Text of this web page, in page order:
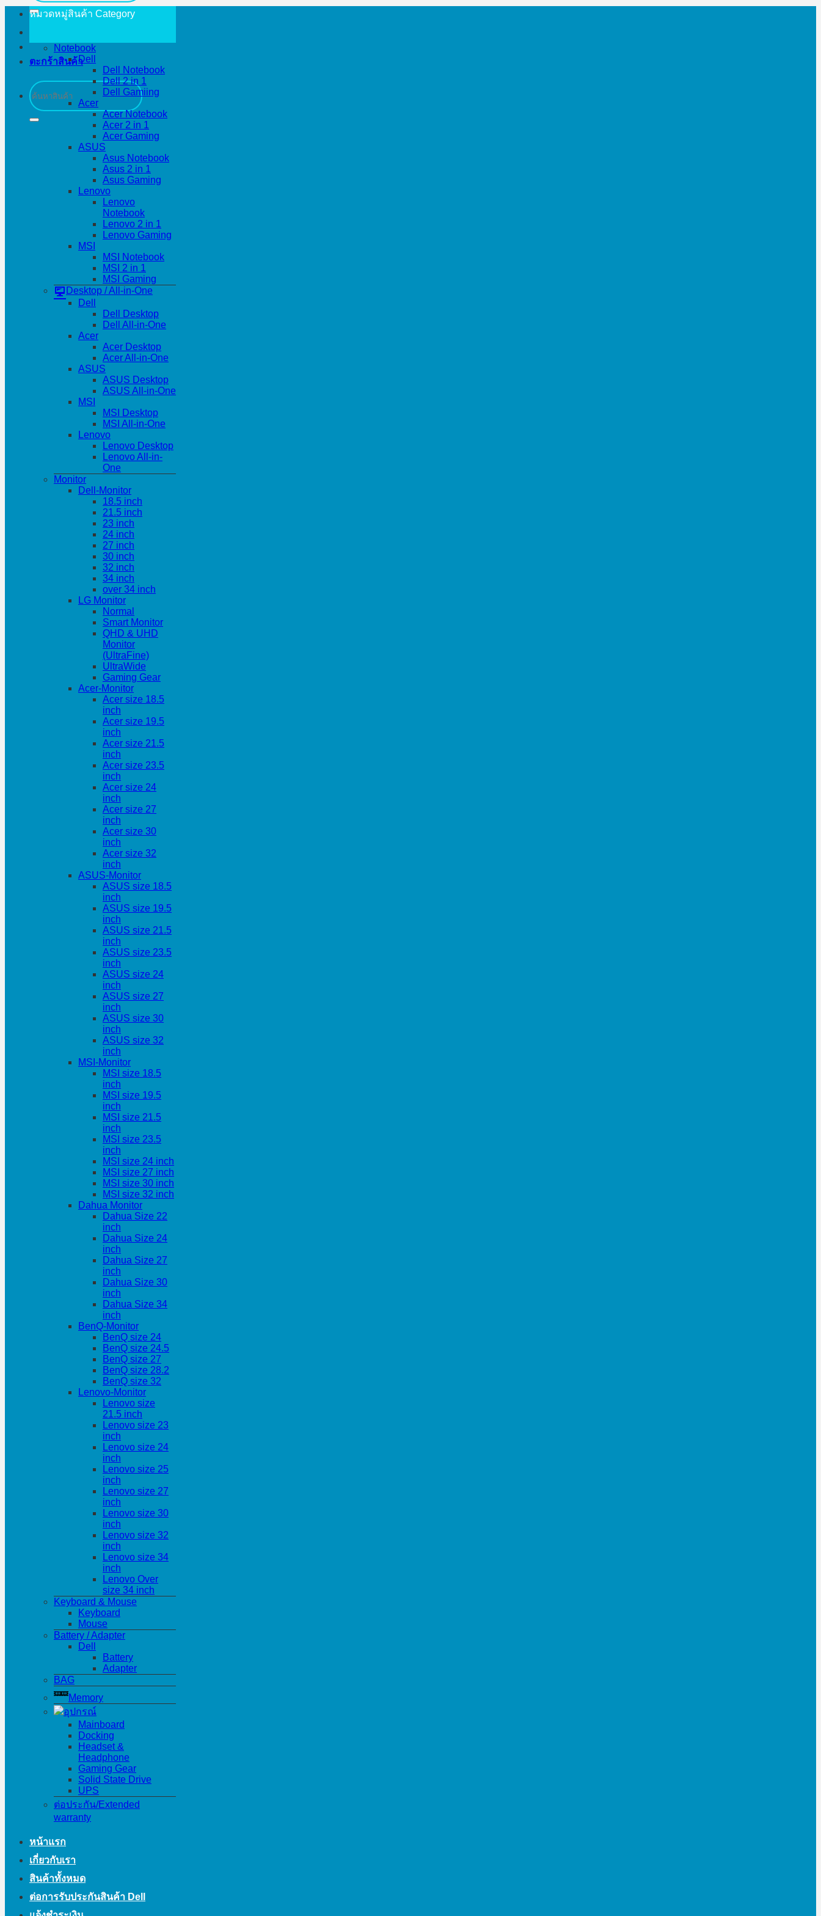
ตะกร้าสินค้า
ค้นหา:
หมวดหมู่สินค้า Category
Notebook
Dell
Dell Notebook
Dell 2 in 1
Dell Gamiing
Acer
Acer Notebook
Acer 2 in 1
Acer Gaming
ASUS
Asus Notebook
Asus 2 in 1
Asus Gaming
Lenovo
Lenovo
Notebook
Lenovo 2 in 1
Lenovo Gaming
MSI
MSI Notebook
MSI 2 in 1
MSI Gaming
Desktop / All-in-One
Dell
Dell Desktop
Dell All-in-One
Acer
Acer Desktop
Acer All-in-One
ASUS
ASUS Desktop
ASUS All-in-One
MSI
MSI Desktop
MSI All-in-One
Lenovo
Lenovo Desktop
Lenovo All-in-
One
Monitor
Dell-Monitor
18.5 inch
21.5 inch
23 inch
24 inch
27 inch
30 inch
32 inch
34 inch
over 34 inch
LG Monitor
Normal
Smart Monitor
QHD & UHD
Monitor
(UltraFine)
UltraWide
Gaming Gear
Acer-Monitor
Acer size 18.5
inch
Acer size 19.5
inch
Acer size 21.5
inch
Acer size 23.5
inch
Acer size 24
inch
Acer size 27
inch
Acer size 30
inch
Acer size 32
inch
ASUS-Monitor
ASUS size 18.5
inch
ASUS size 19.5
inch
ASUS size 21.5
inch
ASUS size 23.5
inch
ASUS size 24
inch
ASUS size 27
inch
ASUS size 30
inch
ASUS size 32
inch
MSI-Monitor
MSI size 18.5
inch
MSI size 19.5
inch
MSI size 21.5
inch
MSI size 23.5
inch
MSI size 24 inch
MSI size 27 inch
MSI size 30 inch
MSI size 32 inch
Dahua Monitor
Dahua Size 22
inch
Dahua Size 24
inch
Dahua Size 27
inch
Dahua Size 30
inch
Dahua Size 34
inch
BenQ-Monitor
BenQ size 24
BenQ size 24.5
BenQ size 27
BenQ size 28.2
BenQ size 32
Lenovo-Monitor
Lenovo size
21.5 inch
Lenovo size 23
inch
Lenovo size 24
inch
Lenovo size 25
inch
Lenovo size 27
inch
Lenovo size 30
inch
Lenovo size 32
inch
Lenovo size 34
inch
Lenovo Over
size 34 inch
Keyboard & Mouse
Keyboard
Mouse
Battery / Adapter
Dell
Battery
Adapter
BAG
Memory
อุปกรณ์
Mainboard
Docking
Headset &
Headphone
Gaming Gear
Solid State Drive
UPS
ต่อประกัน/Extended
warranty
หน้าแรก
เกี่ยวกับเรา
สินค้าทั้งหมด
ต่อการรับประกันสินค้า Dell